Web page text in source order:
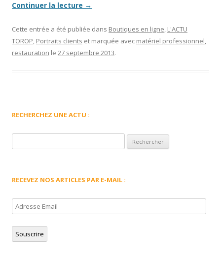
Continuer la lecture →
Cette entrée a été publiée dans Boutiques en ligne, L'ACTU
TOROP, Portraits clients et marquée avec matériel professionnel,
restauration le 27 septembre 2013.
RECHERCHEZ UNE ACTU :
RECEVEZ NOS ARTICLES PAR E-MAIL :
Adresse
Email
Souscrire